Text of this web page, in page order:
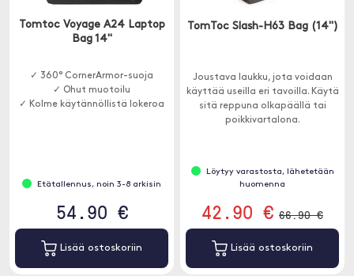
Tomtoc Voyage A24 Laptop
Bag 14"
✓ 360° CornerArmor-suoja
✓ Ohut muotoilu
✓ Kolme käytännöllistä lokeroa
Etätallennus, noin 3-8 arkisin
54.90 €
Lisää ostoskoriin
TomToc Slash-H63 Bag (14")
Joustava laukku, jota voidaan
käyttää useilla eri tavoilla. Käytä
sitä reppuna olkapäällä tai
poikkivartalona.
Löytyy varastosta, lähetetään
huomenna
42.90 € 66.90 €
Lisää ostoskoriin